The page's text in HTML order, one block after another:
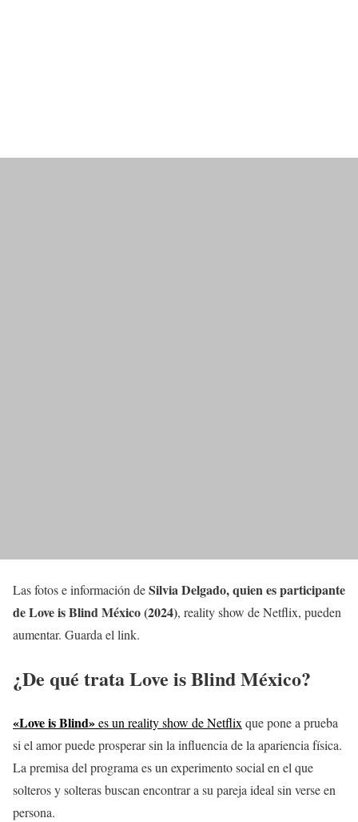
Las fotos e información deSilvia Delgado, quien esparticipante
de Love is Blind México (2024), reality show de Netflix, pueden
aumentar. Guarda el link.
¿De qué trataLove is Blind México?
«Love is Blind»es un reality show de Netflix que pone a prueba
si el amor puede prosperar sin la influencia de la apariencia física.
La premisa del programa es un experimento social en el que
solteros y solteras buscan encontrar a su pareja ideal sin verse en
persona.